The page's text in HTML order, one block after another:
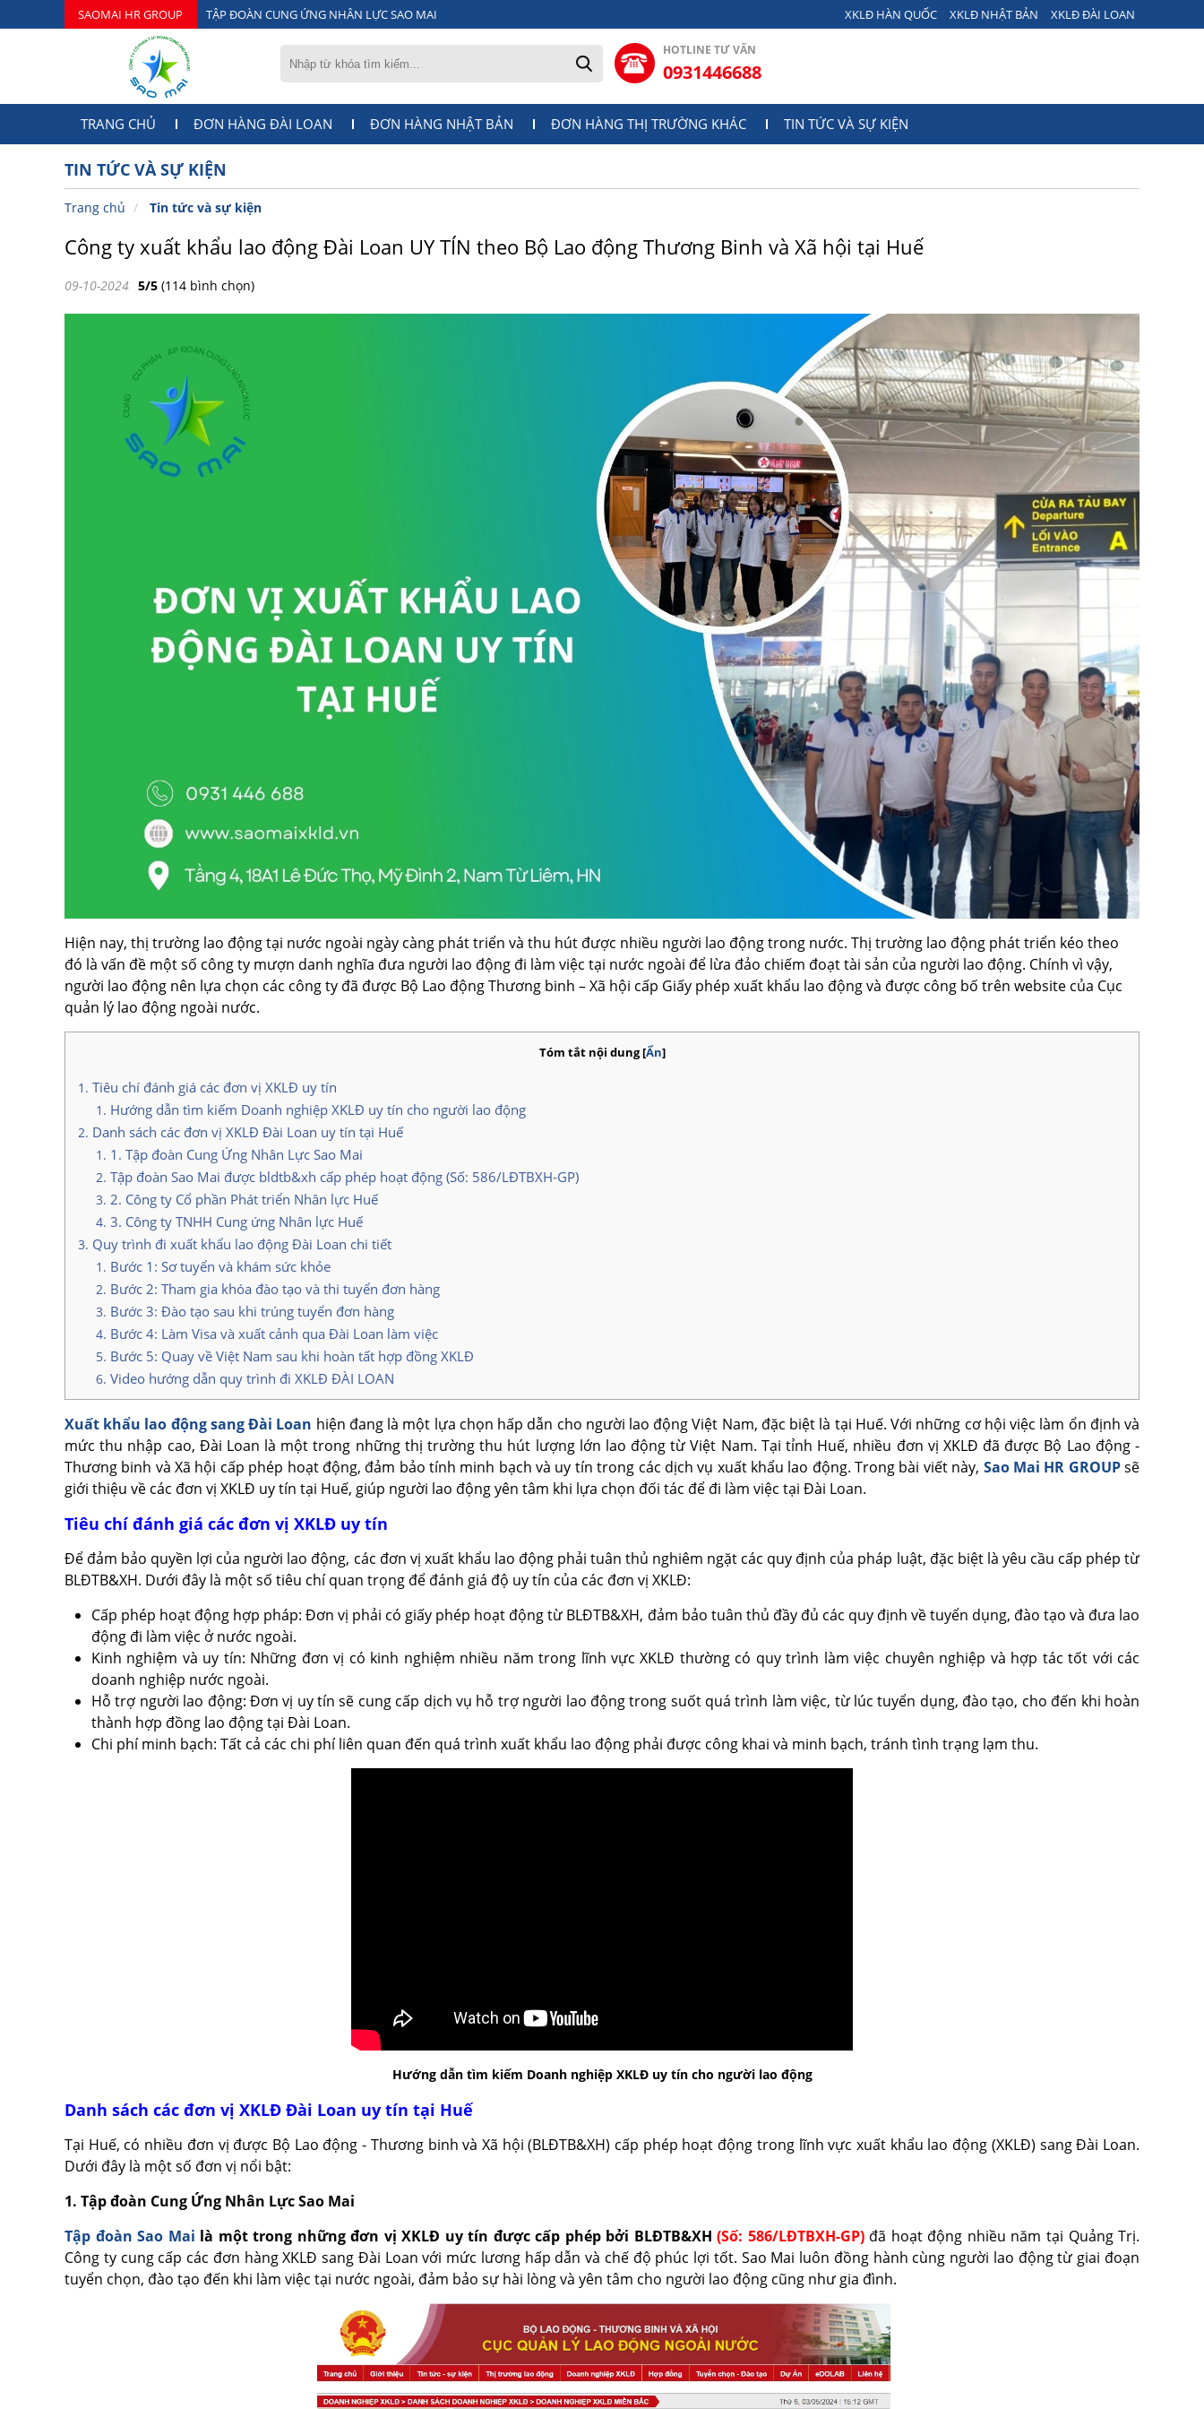
SAOMAI HR GROUP TẬP ĐOÀN CUNG ỨNG NHÂN LỰC SAO MAI XKLĐ HÀN QUỐC XKLĐ NHẬT BẢN XKLĐ ĐÀI LOAN
HOTLINE TƯ VẤN
0931446688
TRANG CHỦ ĐƠN HÀNG ĐÀI LOAN ĐƠN HÀNG NHẬT BẢN ĐƠN HÀNG THỊ TRƯỜNG KHÁC TIN TỨC VÀ SỰ KIỆN
TIN TỨC VÀ SỰ KIỆN
Trang chủ Tin tức và sự kiện
Công ty xuất khẩu lao động Đài Loan UY TÍN theo Bộ Lao động Thương Binh và Xã hội tại Huế
09-10-2024 5/5 (114 bình chọn)
Hiện nay, thị trường lao động tại nước ngoài ngày càng phát triển và thu hút được nhiều người lao động trong nước. Thị trường lao động phát triển kéo theo
đó là vấn đề một số công ty mượn danh nghĩa đưa người lao động đi làm việc tại nước ngoài để lừa đảo chiếm đoạt tài sản của người lao động. Chính vì vậy,
người lao động nên lựa chọn các công ty đã được Bộ Lao động Thương binh – Xã hội cấp Giấy phép xuất khẩu lao động và được công bố trên website của Cục
quản lý lao động ngoài nước.
Tóm tắt nội dung[Ẩn]
Tiêu chí đánh giá các đơn vị XKLĐ uy tín
Hướng dẫn tìm kiếm Doanh nghiệp XKLĐ uy tín cho người lao động
Danh sách các đơn vị XKLĐ Đài Loan uy tín tại Huế
1. Tập đoàn Cung Ứng Nhân Lực Sao Mai
Tập đoàn Sao Mai được bldtb&xh cấp phép hoạt động (Số: 586/LĐTBXH-GP)
2. Công ty Cổ phần Phát triển Nhân lực Huế
3. Công ty TNHH Cung ứng Nhân lực Huế
Quy trình đi xuất khẩu lao động Đài Loan chi tiết
Bước 1: Sơ tuyển và khám sức khỏe
Bước 2: Tham gia khóa đào tạo và thi tuyển đơn hàng
Bước 3: Đào tạo sau khi trúng tuyển đơn hàng
Bước 4: Làm Visa và xuất cảnh qua Đài Loan làm việc
Bước 5: Quay về Việt Nam sau khi hoàn tất hợp đồng XKLĐ
Video hướng dẫn quy trình đi XKLĐ ĐÀI LOAN
Xuất khẩu lao động sang Đài Loan hiện đang là một lựa chọn hấp dẫn cho người lao động Việt Nam, đặc biệt là tại Huế. Với những cơ hội việc làm ổn định và
mức thu nhập cao, Đài Loan là một trong những thị trường thu hút lượng lớn lao động từ Việt Nam. Tại tỉnh Huế, nhiều đơn vị XKLĐ đã được Bộ Lao động -
Thương binh và Xã hội cấp phép hoạt động, đảm bảo tính minh bạch và uy tín trong các dịch vụ xuất khẩu lao động. Trong bài viết này, Sao Mai HR GROUPsẽ
giới thiệu về các đơn vị XKLĐ uy tín tại Huế, giúp người lao động yên tâm khi lựa chọn đối tác để đi làm việc tại Đài Loan.
Tiêu chí đánh giá các đơn vị XKLĐ uy tín
Để đảm bảo quyền lợi của người lao động, các đơn vị xuất khẩu lao động phải tuân thủ nghiêm ngặt các quy định của pháp luật, đặc biệt là yêu cầu cấp phép từ
BLĐTB&XH. Dưới đây là một số tiêu chí quan trọng để đánh giá độ uy tín của các đơn vị XKLĐ:
Cấp phép hoạt động hợp pháp: Đơn vị phải có giấy phép hoạt động từ BLĐTB&XH, đảm bảo tuân thủ đầy đủ các quy định về tuyển dụng, đào tạo và đưa lao
động đi làm việc ở nước ngoài.
Kinh nghiệm và uy tín: Những đơn vị có kinh nghiệm nhiều năm trong lĩnh vực XKLĐ thường có quy trình làm việc chuyên nghiệp và hợp tác tốt với các
doanh nghiệp nước ngoài.
Hỗ trợ người lao động: Đơn vị uy tín sẽ cung cấp dịch vụ hỗ trợ người lao động trong suốt quá trình làm việc, từ lúc tuyển dụng, đào tạo, cho đến khi hoàn
thành hợp đồng lao động tại Đài Loan.
Chi phí minh bạch: Tất cả các chi phí liên quan đến quá trình xuất khẩu lao động phải được công khai và minh bạch, tránh tình trạng lạm thu.
Hướng dẫn tìm kiếm Doanh nghiệp XKLĐ uy tín cho người lao động
Danh sách các đơn vị XKLĐ Đài Loan uy tín tại Huế
Tại Huế, có nhiều đơn vị được Bộ Lao động - Thương binh và Xã hội (BLĐTB&XH) cấp phép hoạt động trong lĩnh vực xuất khẩu lao động (XKLĐ) sang Đài Loan.
Dưới đây là một số đơn vị nổi bật:
1. Tập đoàn Cung Ứng Nhân Lực Sao Mai
Tập đoàn Sao Mai là một trong những đơn vị XKLĐ uy tín được cấp phép bởi BLĐTB&XH(Số: 586/LĐTBXH-GP) đã hoạt động nhiều năm tại Quảng Trị.
Công ty cung cấp các đơn hàng XKLĐ sang Đài Loan với mức lương hấp dẫn và chế độ phúc lợi tốt. Sao Mai luôn đồng hành cùng người lao động từ giai đoạn
tuyển chọn, đào tạo đến khi làm việc tại nước ngoài, đảm bảo sự hài lòng và yên tâm cho người lao động cũng như gia đình.